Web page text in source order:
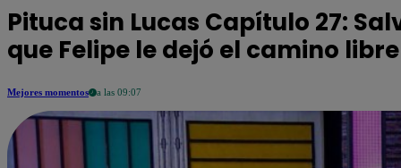
Pituca sin Lucas Capítulo 27:
que Felipe le dejó el camino libre
Mejores momentos a las 09:07